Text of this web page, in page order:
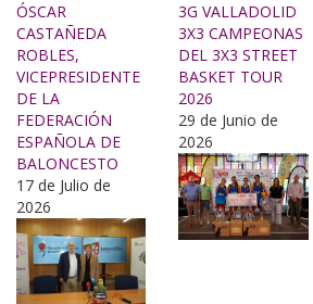
ÓSCAR
CASTAÑEDA
ROBLES,
VICEPRESIDENTE
DE LA
FEDERACIÓN
ESPAÑOLA DE
BALONCESTO
17 de Julio de
2026
3G VALLADOLID
3X3 CAMPEONAS
DEL 3X3 STREET
BASKET TOUR
2026
29 de Junio de
2026